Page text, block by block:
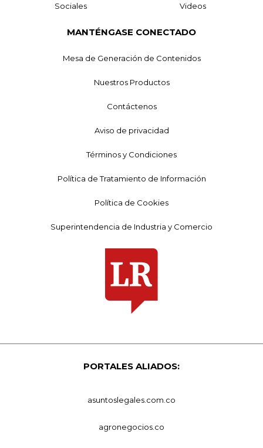
Sociales Videos
MANTÉNGASE CONECTADO
Mesa de Generación de Contenidos
Nuestros Productos
Contáctenos
Aviso de privacidad
Términos y Condiciones
Política de Tratamiento de Información
Política de Cookies
Superintendencia de Industria y Comercio
PORTALES ALIADOS:
asuntoslegales.com.co
agronegocios.co